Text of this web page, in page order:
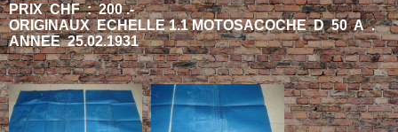
PRIX CHF : 200 .-
ORIGINAUX ECHELLE 1.1 MOTOSACOCHE D 50 A .
ANNEE 25.02.1931